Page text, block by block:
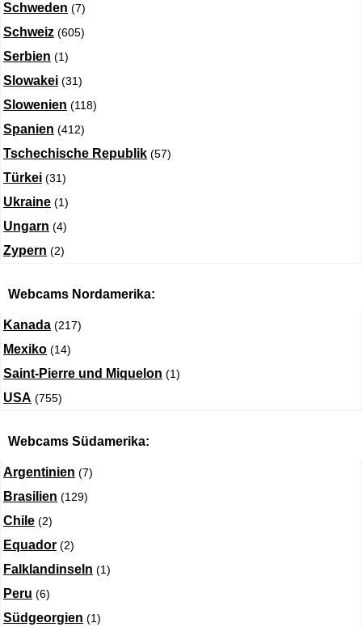
Schweden (7)
Schweiz (605)
Serbien (1)
Slowakei (31)
Slowenien (118)
Spanien (412)
Tschechische Republik (57)
Türkei (31)
Ukraine (1)
Ungarn (4)
Zypern (2)
Webcams Nordamerika:
Kanada (217)
Mexiko (14)
Saint-Pierre und Miquelon (1)
USA (755)
Webcams Südamerika:
Argentinien (7)
Brasilien (129)
Chile (2)
Equador (2)
Falklandinseln (1)
Peru (6)
Südgeorgien (1)